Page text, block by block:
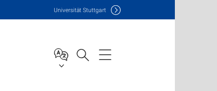
Universität Stuttgart